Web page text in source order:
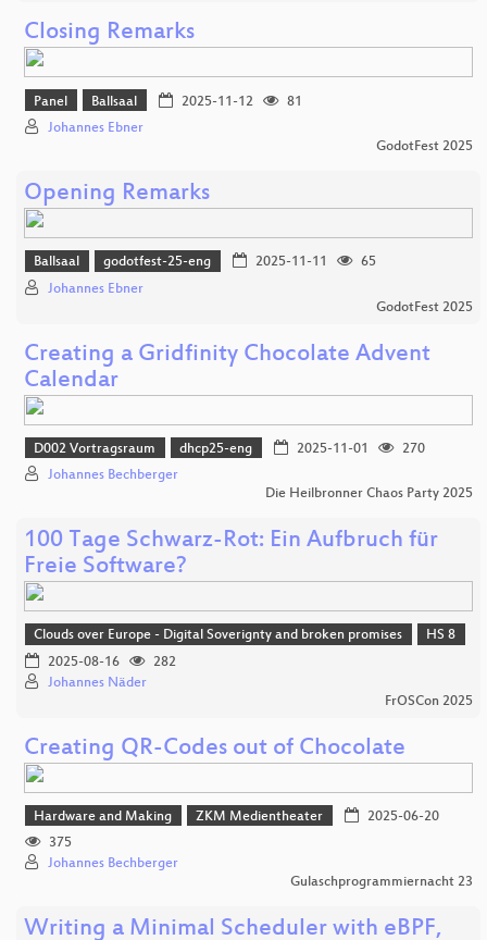
Closing Remarks
Panel Ballsaal 2025-11-12
81
Johannes Ebner
GodotFest 2025
Opening Remarks
Ballsaal godotfest-25-eng 2025-11-11
65
Johannes Ebner
GodotFest 2025
Creating a Gridfinity Chocolate Advent
Calendar
D002 Vortragsraum dhcp25-eng 2025-11-01
270
Johannes Bechberger
Die Heilbronner Chaos Party 2025
100 Tage Schwarz-Rot: Ein Aufbruch für
Freie Software?
Clouds over Europe - Digital Soverignty and broken promises
HS 8
2025-08-16
282
Johannes Näder
FrOSCon 2025
Creating QR-Codes out of Chocolate
Hardware and Making ZKM Medientheater
2025-06-20
375
Johannes Bechberger
Gulaschprogrammiernacht 23
Writing a Minimal Scheduler with eBPF,